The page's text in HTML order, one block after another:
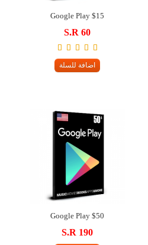
Google Play $15
S.R 60
اضافة للسلة
Google Play $50
S.R 190